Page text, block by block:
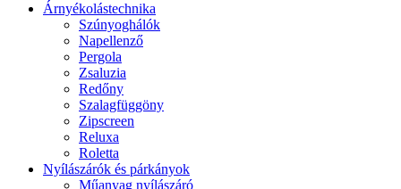
Árnyékolástechnika
Szúnyoghálók
Napellenző
Pergola
Zsaluzia
Redőny
Szalagfüggöny
Zipscreen
Reluxa
Roletta
Nyílászárók és párkányok
Műanyag nyílászáró